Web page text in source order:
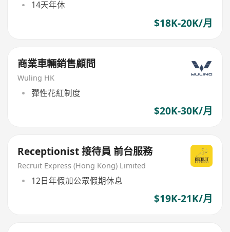
14天年休
$18K-20K/月
商業車輛銷售顧問
Wuling HK
彈性花紅制度
$20K-30K/月
Receptionist 接待員 前台服務
Recruit Express (Hong Kong) Limited
12日年假加公眾假期休息
$19K-21K/月